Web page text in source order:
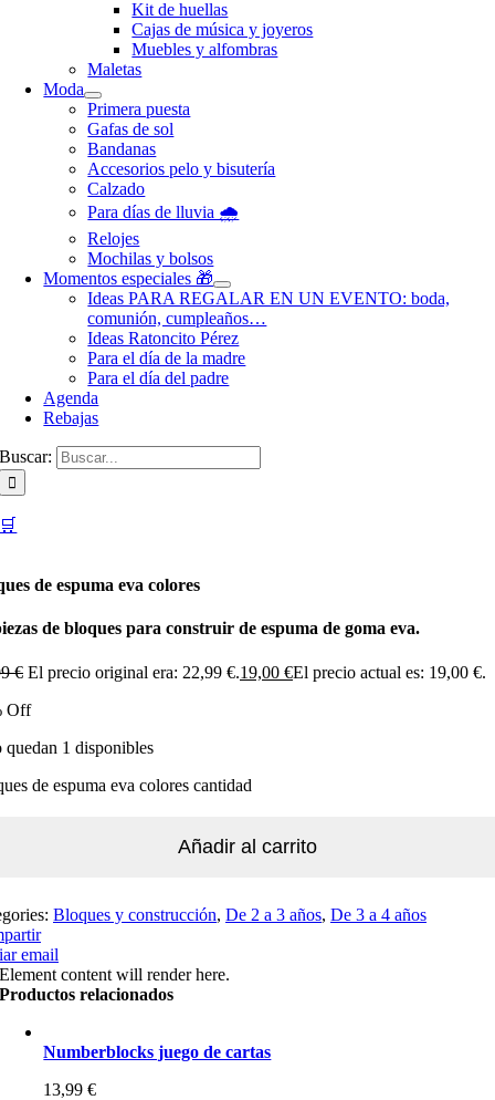
Kit de huellas
Cajas de música y joyeros
Muebles y alfombras
Maletas
Moda
Primera puesta
Gafas de sol
Bandanas
Accesorios pelo y bisutería
Calzado
Para días de lluvia 🌧️
Relojes
Mochilas y bolsos
Momentos especiales 🎁
Ideas PARA REGALAR EN UN EVENTO: boda,
comunión, cumpleaños…
Ideas Ratoncito Pérez
Para el día de la madre
Para el día del padre
Agenda
Rebajas
Buscar:
🛒
de espuma eva colores
de bloques para construir de espuma de goma eva.
€ El precio original era: 22,99 €.19,00 €El precio actual es: 19,00 €.
Off
quedan 1 disponibles
de espuma eva colores cantidad
Añadir al carrito
Bloques y construcción, De 2 a 3 años, De 3 a 4 años
email
Element content will render here.
Productos relacionados
Numberblocks juego de cartas
13,99€